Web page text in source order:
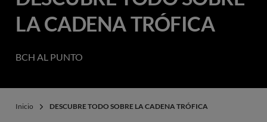
LA CADENA TRÓFICA
BCH AL PUNTO
Inicio DESCUBRE TODO SOBRE LA CADENA TRÓFICA